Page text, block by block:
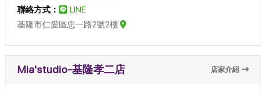
聯絡方式：
LINE
基隆市仁愛區忠一路2號2樓
Mia'studio-基隆孝二店 店家介紹